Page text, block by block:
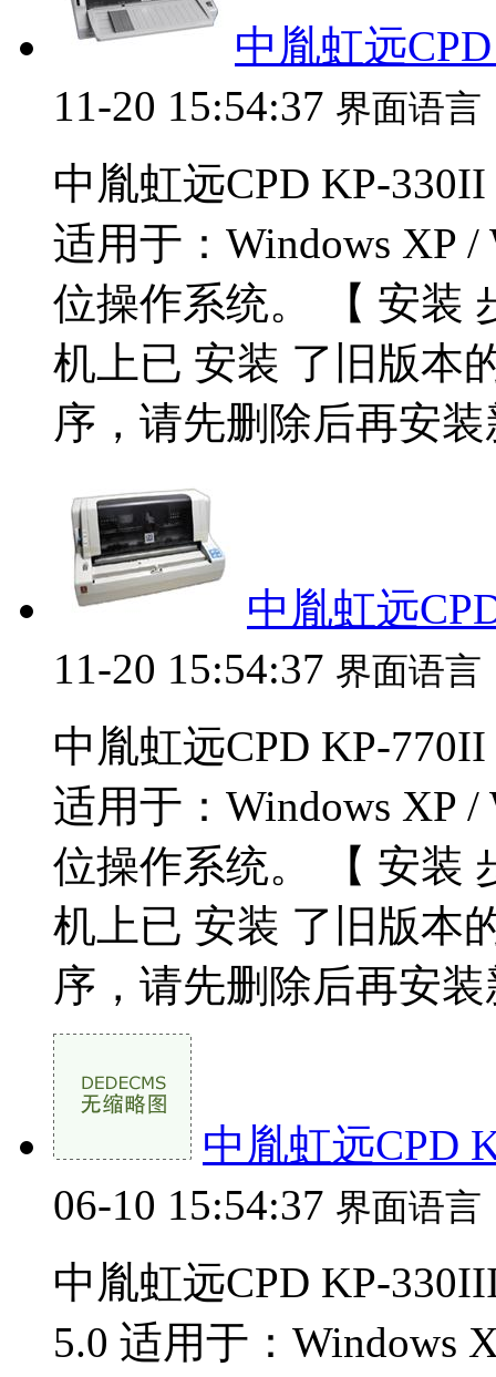
中胤虹远
11-20 15:54:37 界面语言
中胤虹远CPD KP-
适用于：Windows XP /
位操作系统。 【 安装
机上已 安装 了旧版本
序，请先删除后再安
中胤虹远
11-20 15:54:37 界面语言
中胤虹远CPD KP-
适用于：Windows XP /
位操作系统。 【 安装
机上已 安装 了旧版本
序，请先删除后再安
中胤虹远CPD
06-10 15:54:37 界面语言
中胤虹远CPD KP-
5.0 适用于：Windows